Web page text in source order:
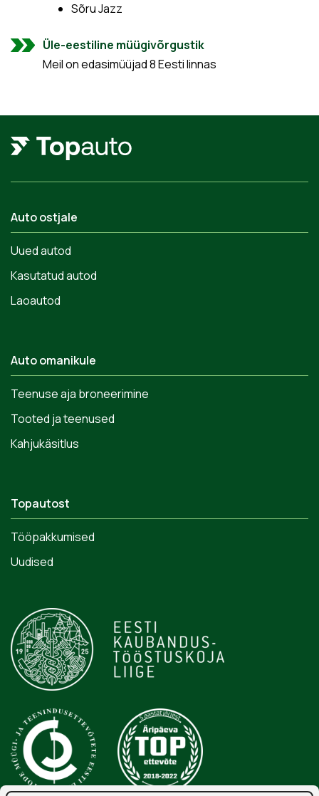
Sõru Jazz
Üle-eestiline müügivõrgustik
Meil on edasimüüjad 8 Eesti linnas
Auto ostjale
Uued autod
Kasutatud autod
Laoautod
Auto omanikule
Teenuse aja broneerimine
Tooted ja teenused
Kahjukäsitlus
Topautost
Tööpakkumised
Uudised